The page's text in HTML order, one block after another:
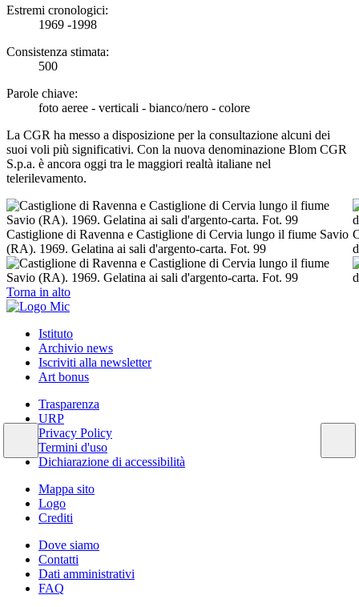
Estremi cronologici:
1969 -1998
Consistenza stimata:
500
Parole chiave:
foto aeree - verticali - bianco/nero - colore
La CGR ha messo a disposizione per la consultazione alcuni dei
suoi voli più significativi. Con la nuova denominazione Blom CGR
S.p.a. è ancora oggi tra le maggiori realtà italiane nel
telerilevamento.
Castiglione di Ravenna e Castiglione di Cervia lungo il fiume Savio
(RA). 1969. Gelatina ai sali d'argento-carta. Fot. 99
Torna in alto
Istituto
Archivio news
Iscriviti alla newsletter
Art bonus
Trasparenza
URP
Privacy Policy
Termini d'uso
Dichiarazione di accessibilità
Mappa sito
Logo
Crediti
Dove siamo
Contatti
Dati amministrativi
FAQ